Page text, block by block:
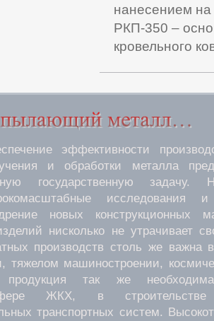
нанесением на
РКП-350 –
кровельного
эффективности
и обработки металла
государственную
исследования
новых конструкционных
нисколько не утрачивает
производств столь же важна
тяжелом машиностроении,
продукция так же
ЖКХ, в
транспортных систем.